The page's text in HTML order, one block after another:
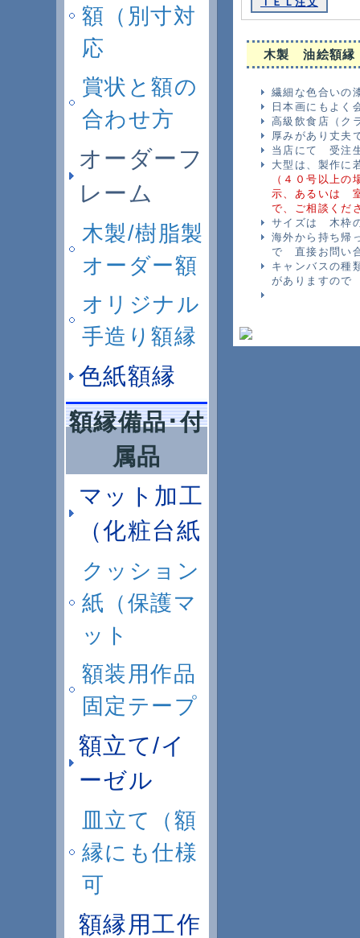
木製 油絵額縁
繊細な色合いの
日本画にもよ
高級飲食店（ク
厚みがあり丈夫
当店にて 受注
大型は、製作に
（４０号以上
示、あるいは
で、ご相談くだ
サイズは 木枠
海外から持ち帰
で 直接お問い
キャンバスの種
がありますので
額（別寸対
応
賞状と額の
合わせ方
オーダーフ
レーム
木製/樹脂製
オーダー額
オリジナル
手造り額縁
色紙額縁
額縁備品･付
属品
マット加工
（化粧台紙
クッション
紙（保護マ
ット
額装用作品
固定テープ
額立て/イ
ーゼル
皿立て（額
縁にも仕様
可
額縁用工作